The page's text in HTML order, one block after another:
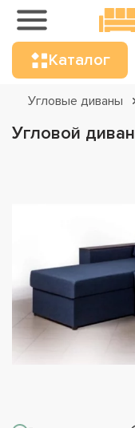
Каталог
Угловые диваны
Угловой